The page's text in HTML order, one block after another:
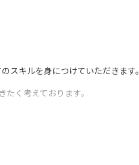
スキルを身につけていただきます。
く考えております。